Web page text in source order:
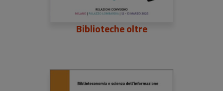
Biblioteche oltre